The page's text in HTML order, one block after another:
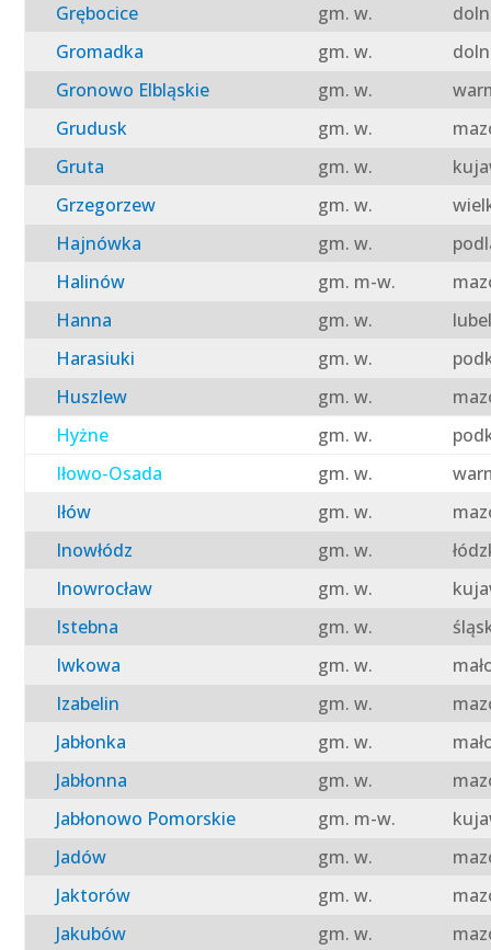
Grębocice
gm. w.
Gromadka
gm. w.
Gronowo Elbląskie
gm. w.
Grudusk
gm. w.
Gruta
gm. w.
Grzegorzew
gm. w.
Hajnówka
gm. w.
Halinów
gm. m-w.
Hanna
gm. w.
Harasiuki
gm. w.
Huszlew
gm. w.
Hyżne
gm. w.
Iłowo-Osada
gm. w.
Iłów
gm. w.
Inowłódz
gm. w.
Inowrocław
gm. w.
Istebna
gm. w.
Iwkowa
gm. w.
Izabelin
gm. w.
Jabłonka
gm. w.
Jabłonna
gm. w.
Jabłonowo Pomorskie
gm. m-w.
Jadów
gm. w.
Jaktorów
gm. w.
Jakubów
gm. w.